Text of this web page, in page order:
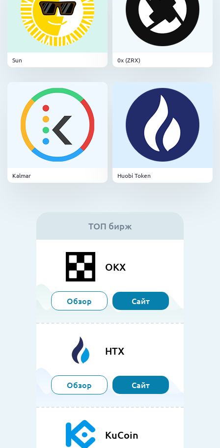
Sun 0x (ZRX)
Kalmar Huobi Token
ТОП бирж
OKX
Обзор Сайт
HTX
Обзор Сайт
KuCoin